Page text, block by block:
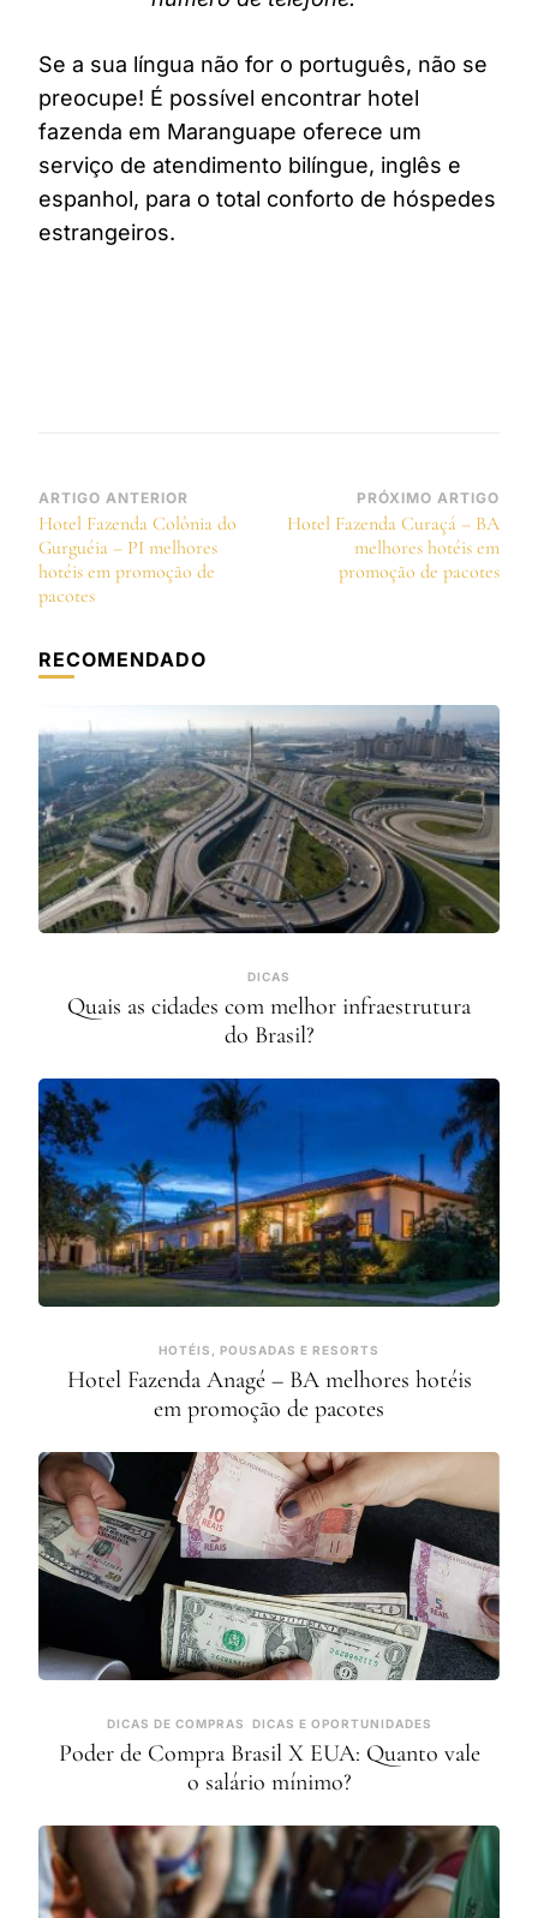
Se a sua língua não for o português, não se
preocupe! É possível encontrar hotel
fazenda em Maranguape oferece um
serviço de atendimento bilíngue, inglês e
espanhol, para o total conforto de hóspedes
estrangeiros.
Navegação
de
post
ARTIGO ANTERIOR
Hotel Fazenda Colônia do
Gurguéia – PI melhores
hotéis em promoção de
pacotes
PRÓXIMO ARTIGO
Hotel Fazenda Curaçá – BA
melhores hotéis em
promoção de pacotes
RECOMENDADO
DICAS
Quais as cidades com melhor infraestrutura
do Brasil?
HOTÉIS, POUSADAS E RESORTS
Hotel Fazenda Anagé – BA melhores hotéis
em promoção de pacotes
DICAS DE COMPRAS DICAS E OPORTUNIDADES
Poder de Compra Brasil X EUA: Quanto vale
o salário mínimo?